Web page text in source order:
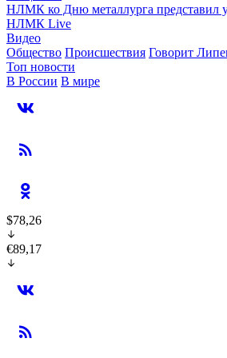
НЛМК ко Дню металлурга представил
НЛМК Live
Видео
Общество Происшествия Говорит
Топ новости
В России В мире
$78,26
€89,17